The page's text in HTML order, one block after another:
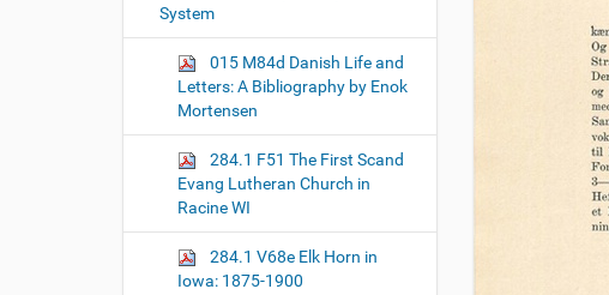
e a
o
System
015 M84d Danish Life and
Letters: A Bibliography by Enok
Mortensen
284.1 F51 The First Scand
Evang Lutheran Church in
Racine WI
284.1 V68e Elk Horn in
Iowa: 1875-1900